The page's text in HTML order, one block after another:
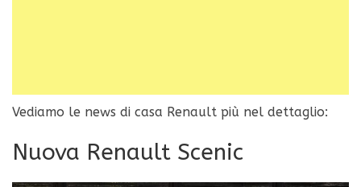
Vediamo le news di casa Renault più nel dettaglio:
Nuova Renault Scenic